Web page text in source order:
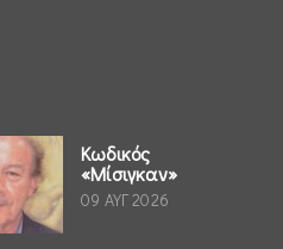
Κωδικός
«Μίσιγκαν»
09 ΑΥΓ 2026